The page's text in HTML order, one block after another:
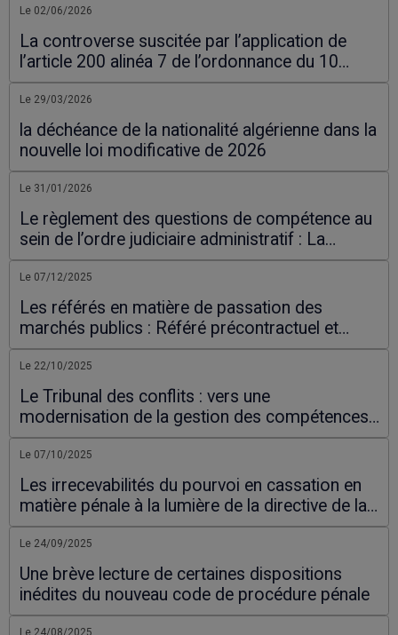
Le 02/06/2026
La controverse suscitée par l’application de
l’article 200 alinéa 7 de l’ordonnance du 10
mars 2021
Le 29/03/2026
la déchéance de la nationalité algérienne dans la
nouvelle loi modificative de 2026
Le 31/01/2026
Le règlement des questions de compétence au
sein de l’ordre judiciaire administratif : La
nécessaire réforme
Le 07/12/2025
Les référés en matière de passation des
marchés publics : Référé précontractuel et
référé contractuel
Le 22/10/2025
Le Tribunal des conflits : vers une
modernisation de la gestion des compétences
juridictionnelles
Le 07/10/2025
Les irrecevabilités du pourvoi en cassation en
matière pénale à la lumière de la directive de la
Cour suprême portant filtrage des pourvois.
Le 24/09/2025
Une brève lecture de certaines dispositions
inédites du nouveau code de procédure pénale
Le 24/08/2025